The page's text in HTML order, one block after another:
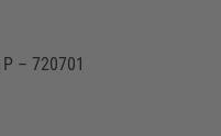
– 720701